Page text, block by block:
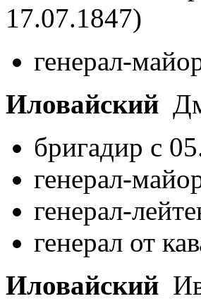
17.07.1847)
генерал-
Иловайский
бригадир с
генерал-
генерал-
генерал от
Иловайский